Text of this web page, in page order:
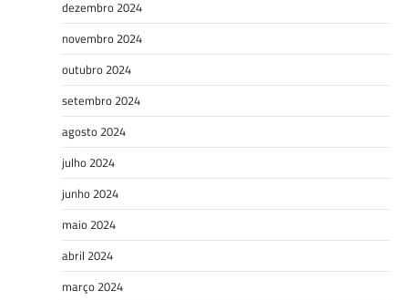
dezembro 2024
novembro 2024
outubro 2024
setembro 2024
agosto 2024
julho 2024
junho 2024
maio 2024
abril 2024
março 2024